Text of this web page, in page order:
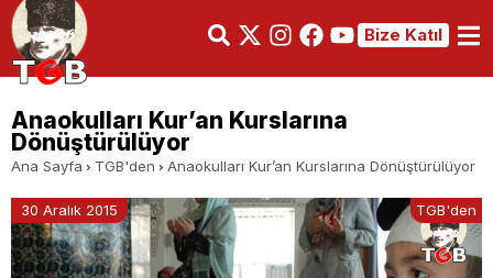
Bize Katıl
Anaokulları Kur’an Kurslarına
Dönüştürülüyor
Ana Sayfa TGB'den Anaokulları Kur’an Kurslarına Dönüştürülüyor
30 Aralık 2015 TGB'den